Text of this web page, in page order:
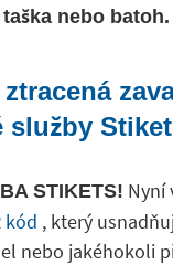
nebo batoh.
STIKETS! Nyní
kód , který
nebo jakéhokoli